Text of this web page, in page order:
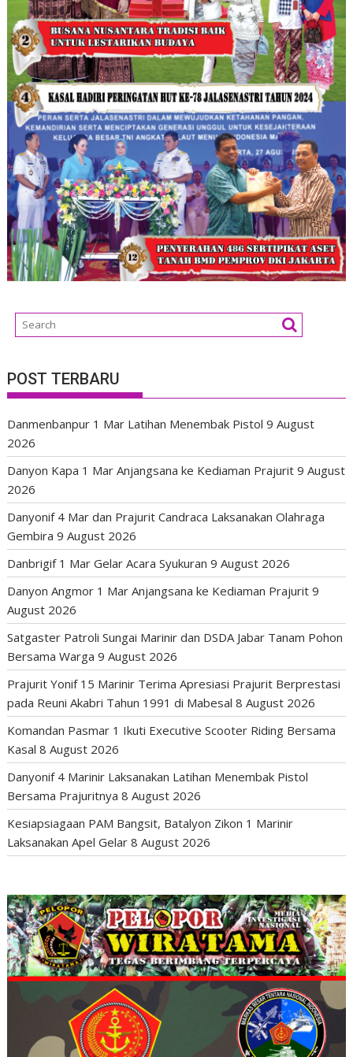
POST TERBARU
Danmenbanpur 1 Mar Latihan Menembak Pistol 9 August
2026
Danyon Kapa 1 Mar Anjangsana ke Kediaman Prajurit 9 August
2026
Danyonif 4 Mar dan Prajurit Candraca Laksanakan Olahraga
Gembira 9 August 2026
Danbrigif 1 Mar Gelar Acara Syukuran 9 August 2026
Danyon Angmor 1 Mar Anjangsana ke Kediaman Prajurit 9
August 2026
Satgaster Patroli Sungai Marinir dan DSDA Jabar Tanam Pohon
Bersama Warga 9 August 2026
Prajurit Yonif 15 Marinir Terima Apresiasi Prajurit Berprestasi
pada Reuni Akabri Tahun 1991 di Mabesal 8 August 2026
Komandan Pasmar 1 Ikuti Executive Scooter Riding Bersama
Kasal 8 August 2026
Danyonif 4 Marinir Laksanakan Latihan Menembak Pistol
Bersama Prajuritnya 8 August 2026
Kesiapsiagaan PAM Bangsit, Batalyon Zikon 1 Marinir
Laksanakan Apel Gelar 8 August 2026